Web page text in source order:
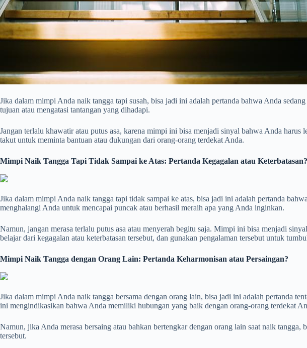
Jika dalam mimpi Anda naik tangga tapi susah, bisa jadi ini adalah pertanda bahwa Anda
tujuan atau mengatasi tantangan yang dihadapi.
Jangan terlalu khawatir atau putus asa, karena mimpi ini bisa menjadi sinyal bahwa Anda
takut untuk meminta bantuan atau dukungan dari orang-orang terdekat Anda.
Mimpi Naik Tangga Tapi Tidak Sampai ke Atas: Pertanda Kegagalan atau Keterbatasan?
Jika dalam mimpi Anda naik tangga tapi tidak sampai ke atas, bisa jadi ini adalah pertanda
menghalangi Anda untuk mencapai puncak atau berhasil meraih apa yang Anda inginkan.
Namun, jangan merasa terlalu putus asa atau menyerah begitu saja. Mimpi ini bisa menjadi
belajar dari kegagalan atau keterbatasan tersebut, dan gunakan pengalaman tersebut untuk
Mimpi Naik Tangga dengan Orang Lain: Pertanda Keharmonisan atau Persaingan?
Jika dalam mimpi Anda naik tangga bersama dengan orang lain, bisa jadi ini adalah pertanda
ini mengindikasikan bahwa Anda memiliki hubungan yang baik dengan orang-orang terdekat
Namun, jika Anda merasa bersaing atau bahkan bertengkar dengan orang lain saat naik
tersebut.